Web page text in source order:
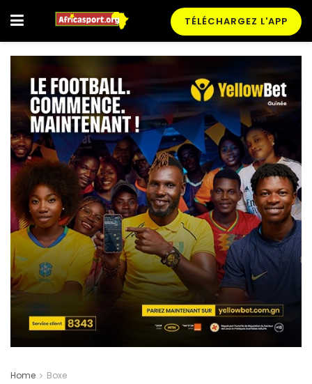
TÉLÉCHARGEZ L'APP
Home Boxe